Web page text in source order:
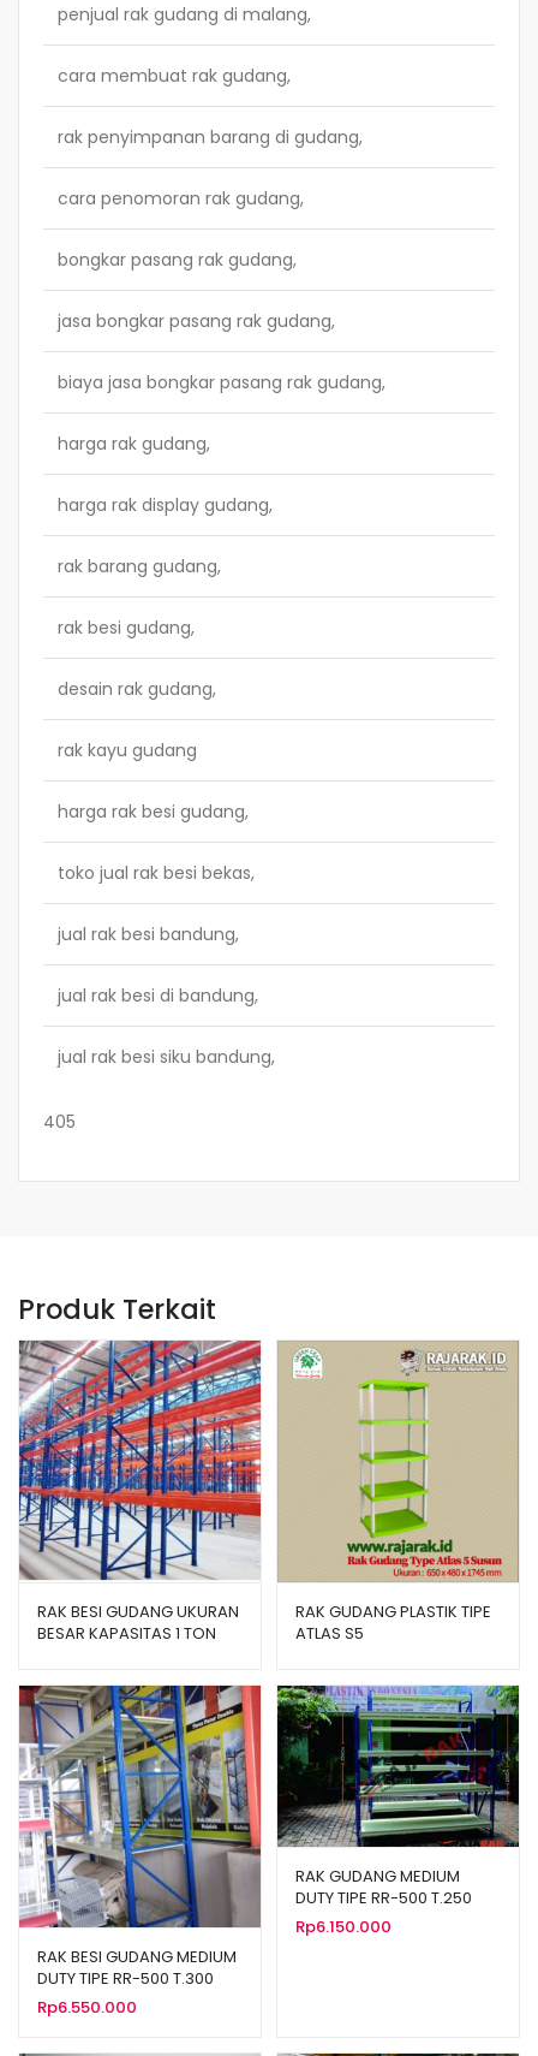
penjual rak gudang di malang,
cara membuat rak gudang,
rak penyimpanan barang di gudang,
cara penomoran rak gudang,
bongkar pasang rak gudang,
jasa bongkar pasang rak gudang,
biaya jasa bongkar pasang rak gudang,
harga rak gudang,
harga rak display gudang,
rak barang gudang,
rak besi gudang,
desain rak gudang,
rak kayu gudang
harga rak besi gudang,
toko jual rak besi bekas,
jual rak besi bandung,
jual rak besi di bandung,
jual rak besi siku bandung,
405
Produk Terkait
RAK BESI GUDANG UKURAN
BESAR KAPASITAS 1 TON
RAK GUDANG PLASTIK TIPE
ATLAS S5
RAK BESI GUDANG MEDIUM
DUTY TIPE RR-500 T.300
(Kekuatan 500 Kg / Level)
Rp6.550.000
RAK GUDANG MEDIUM
DUTY TIPE RR-500 T.250
(Kekuatan 500 Kg per
Level)
Rp6.150.000